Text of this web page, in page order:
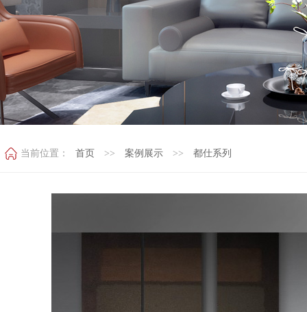
当前位置： 首页 >> 案例展示 >> 都仕系列